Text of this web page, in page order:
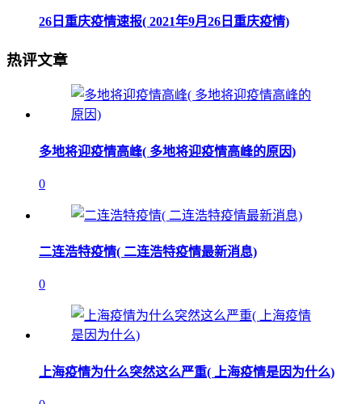
26日重庆疫情速报( 2021年9月26日重庆疫情)
热评文章
多地将迎疫情高峰( 多地将迎疫情高峰的原因)
0
二连浩特疫情( 二连浩特疫情最新消息)
0
上海疫情为什么突然这么严重( 上海疫情是因为什么)